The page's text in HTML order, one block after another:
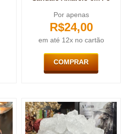
Por apenas
R$24,00
em até 12x no cartão
COMPRAR